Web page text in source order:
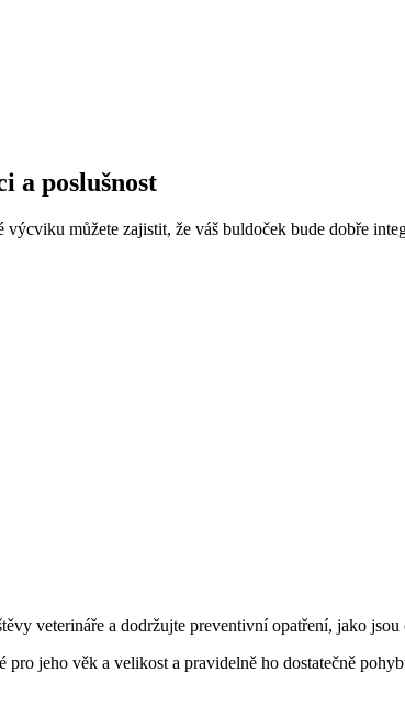
a poslušnost
můžete zajistit, že váš buldoček bude dobře
veterináře a dodržujte preventivní opatření, jako
jeho věk a velikost a pravidelně ho dostatečně